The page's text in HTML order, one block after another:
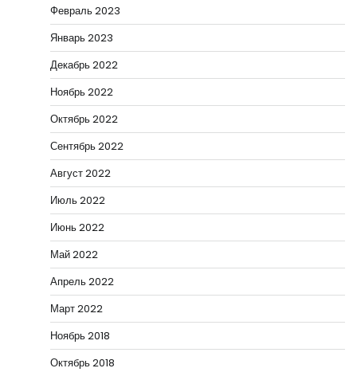
Февраль 2023
Январь 2023
Декабрь 2022
Ноябрь 2022
Октябрь 2022
Сентябрь 2022
Август 2022
Июль 2022
Июнь 2022
Май 2022
Апрель 2022
Март 2022
Ноябрь 2018
Октябрь 2018